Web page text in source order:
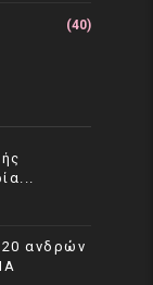
(40)
ανδρών